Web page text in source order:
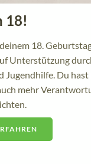
Wohnen
Mit dem
Pflegefamilie
Dieses bringt
Unsicherheiten